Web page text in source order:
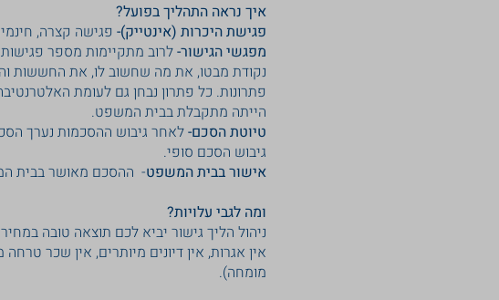
איך נראה התהליך בפועל?
פגישת היכרות (אינטייק)- פגישה קצרה,
מפגשי הגישור-לרוב מתקיימות מספר
נקודת מבטו, את מה שחשוב לו, את החששות
פתרונות. כל פתרון נבחן גם לעומת
הייתה מתקבלת בבית המשפט.
טיוטת הסכם-לאחר גיבוש ההסכמות נערך
גיבוש הסכם סופי.
אישור בבית המשפט- ההסכם מאושר בבית
ומה לגבי עלויות?
ניהול הליך גישור יביא לכם תוצאה טובה
אין אגרות, אין דיונים מיותרים, אין שכר
מומחה).